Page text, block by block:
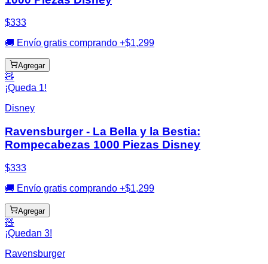
$333
🚚 Envío gratis comprando +$1,299
Agregar
🧸
¡Queda 1!
Disney
Ravensburger - La Bella y la Bestia:
Rompecabezas 1000 Piezas Disney
$333
🚚 Envío gratis comprando +$1,299
Agregar
🧸
¡Quedan 3!
Ravensburger